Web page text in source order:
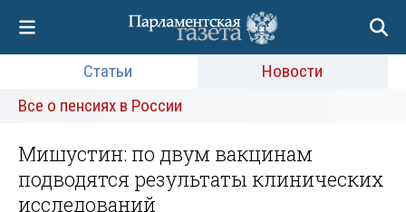
Статьи
Новости
Все о пенсиях в России
Мишустин: по двум вакцинам
подводятся результаты клинических
исследований